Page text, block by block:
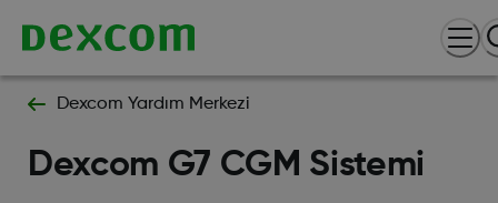
Dexcom Yardım Merkezi
Dexcom G7 CGM Sistemi